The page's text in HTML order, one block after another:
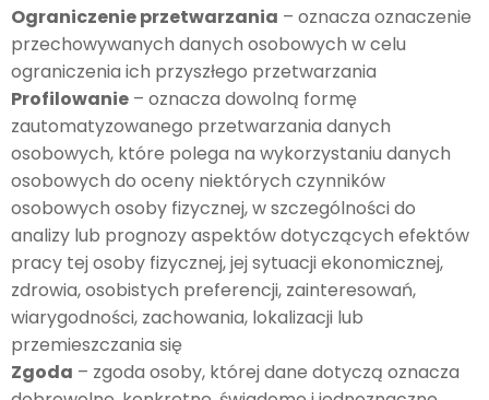
Ograniczenie przetwarzania – oznacza oznaczenie
przechowywanych danych osobowych w celu
ograniczenia ich przyszłego przetwarzania
Profilowanie – oznacza dowolną formę
zautomatyzowanego przetwarzania danych
osobowych, które polega na wykorzystaniu danych
osobowych do oceny niektórych czynników
osobowych osoby fizycznej, w szczególności do
analizy lub prognozy aspektów dotyczących efektów
pracy tej osoby fizycznej, jej sytuacji ekonomicznej,
zdrowia, osobistych preferencji, zainteresowań,
wiarygodności, zachowania, lokalizacji lub
przemieszczania się
Zgoda – zgoda osoby, której dane dotyczą oznacza